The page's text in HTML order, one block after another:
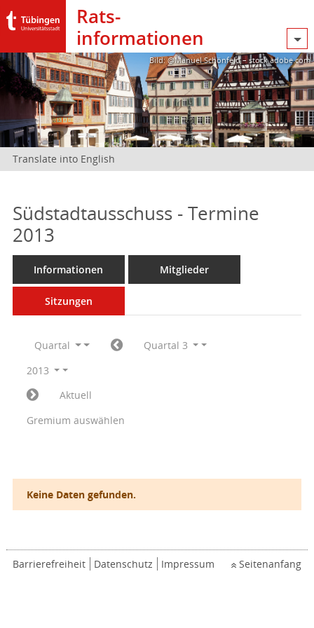
Rats­
informationen
Bild: @Manuel Schönfeld – stock.adobe.com
Translate into English
Südstadtausschuss - Termine
2013
Informationen Mitglieder
Sitzungen
Quartal
Quartal 3
2013
Aktuell
Gremium auswählen
Keine Daten gefunden.
Barrierefreiheit Datenschutz Impressum Seitenanfang